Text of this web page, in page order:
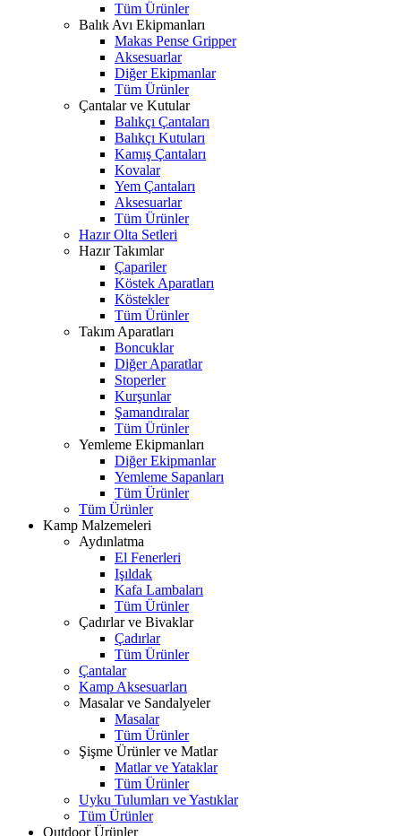
Tüm Ürünler
Balık Avı Ekipmanları
Makas Pense Gripper
Aksesuarlar
Diğer Ekipmanlar
Tüm Ürünler
Çantalar ve Kutular
Balıkçı Çantaları
Balıkçı Kutuları
Kamış Çantaları
Kovalar
Yem Çantaları
Aksesuarlar
Tüm Ürünler
Hazır Olta Setleri
Hazır Takımlar
Çapariler
Köstek Aparatları
Köstekler
Tüm Ürünler
Takım Aparatları
Boncuklar
Diğer Aparatlar
Stoperler
Kurşunlar
Şamandıralar
Tüm Ürünler
Yemleme Ekipmanları
Diğer Ekipmanlar
Yemleme Sapanları
Tüm Ürünler
Tüm Ürünler
Kamp Malzemeleri
Aydınlatma
El Fenerleri
Işıldak
Kafa Lambaları
Tüm Ürünler
Çadırlar ve Bivaklar
Çadırlar
Tüm Ürünler
Çantalar
Kamp Aksesuarları
Masalar ve Sandalyeler
Masalar
Tüm Ürünler
Şişme Ürünler ve Matlar
Matlar ve Yataklar
Tüm Ürünler
Uyku Tulumları ve Yastıklar
Tüm Ürünler
Outdoor Ürünler